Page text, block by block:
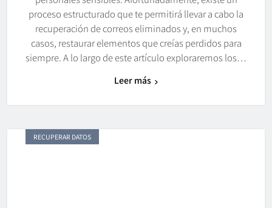
proceso estructurado que te permitirá llevar a cabo la
recuperación de correos eliminados y, en muchos
casos, restaurar elementos que creías perdidos para
siempre. A lo largo de este artículo exploraremos los…
Leer más
RECUPERAR DATOS